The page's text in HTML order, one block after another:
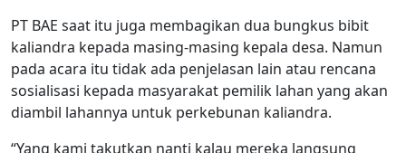
PT BAE saat itu juga membagikan dua bungkus bibit
kaliandra kepada masing-masing kepala desa. Namun
pada acara itu tidak ada penjelasan lain atau rencana
sosialisasi kepada masyarakat pemilik lahan yang akan
diambil lahannya untuk perkebunan kaliandra.
“Yang kami takutkan nanti kalau mereka langsung